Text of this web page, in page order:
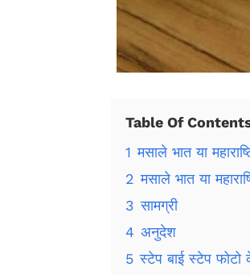
Table Of
1 मसाले भात या
2 मसाले भात या
3 सामग्री
4 अनुदेश
5 स्टेप बाई स्टेप फोटो